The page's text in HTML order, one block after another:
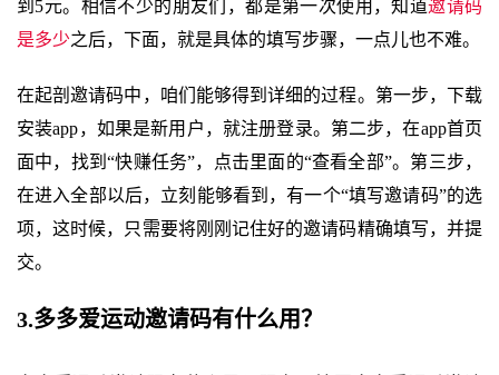
到5元。相信不少的朋友们，都是第一次使用，知道邀请码
是多少之后，下面，就是具体的填写步骤，一点儿也不难。
在起剖邀请码中，咱们能够得到详细的过程。第一步，下载
安装app，如果是新用户，就注册登录。第二步，在app首页
面中，找到“快赚任务”，点击里面的“查看全部”。第三步，
在进入全部以后，立刻能够看到，有一个“填写邀请码”的选
项，这时候，只需要将刚刚记住好的邀请码精确填写，并提
交。
3.多多爱运动邀请码有什么用？